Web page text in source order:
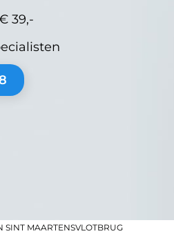
39,-
SINT MAARTENSVLOTBRUG